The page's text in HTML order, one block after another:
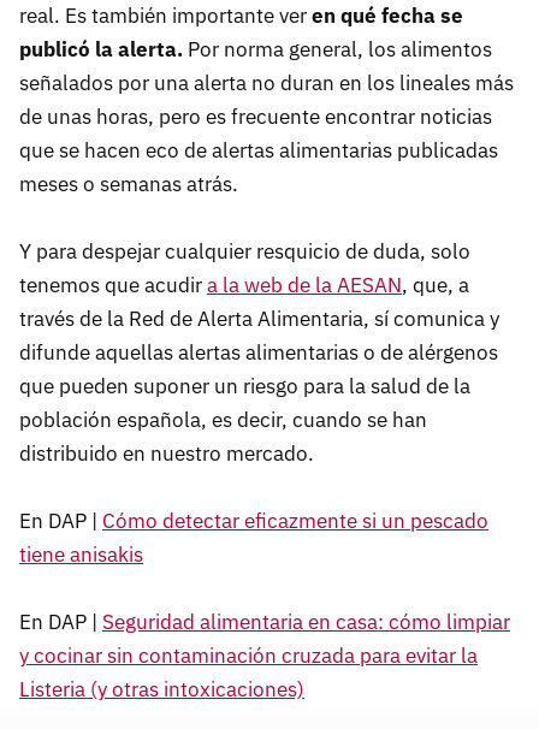
real. Es también importante veren qué fecha se
publicó la alerta. Por norma general, los alimentos
señalados por una alerta no duran en los lineales más
de unas horas, pero es frecuente encontrar noticias
que se hacen eco de alertas alimentarias publicadas
meses o semanas atrás.
Y para despejar cualquier resquicio de duda, solo
tenemos que acudira la web de la AESAN, que, a
través de la Red de Alerta Alimentaria, sí comunica y
difunde aquellas alertas alimentarias o de alérgenos
que pueden suponer un riesgo para la salud de la
población española, es decir, cuando se han
distribuido en nuestro mercado.
En DAP | Cómo detectar eficazmente si un pescado
tiene anisakis
En DAP | Seguridad alimentaria en casa: cómo limpiar
y cocinar sin contaminación cruzada para evitar la
Listeria (y otras intoxicaciones)